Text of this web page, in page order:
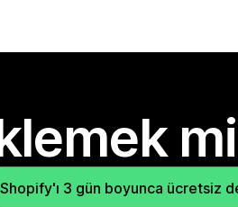
Shopify'ı 3 gün boyunca ücretsiz